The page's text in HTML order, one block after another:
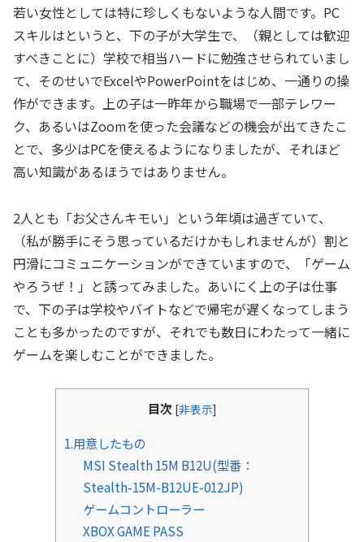
若い女性としては特に珍しくもないような人間です。PC
スキルはというと、下の子が大学生で、（親としては歓迎
すべきことに）学校で相当ハードに勉強させられていまし
て、そのせいでExcelやPowerPointをはじめ、一通りの操
作ができます。上の子は一昨年から職場で一部テレワー
ク、あるいはZoomを使った会議などの機会が出てきたこ
とで、多少はPCを使えるようになりましたが、それほど
高い知識があるほうではありません。
2人とも「お父さんキモい」という年頃は過ぎていて、
（私が勝手にそう思っているだけかもしれませんが）割と
円滑にコミュニケーションができていますので、「ゲーム
やろうぜ！」と誘ってみました。あいにく上の子は仕事
で、下の子は学校やバイトなどで帰宅が遅くなってしまう
ことも多かったのですが、それでも数日にわたって一緒に
ゲームを楽しむことができました。
目次 [非表示]
1.用意したもの
MSI Stealth 15M B12U(型番：
Stealth-15M-B12UE-012JP)
ゲームコントローラー
XBOX GAME PASS